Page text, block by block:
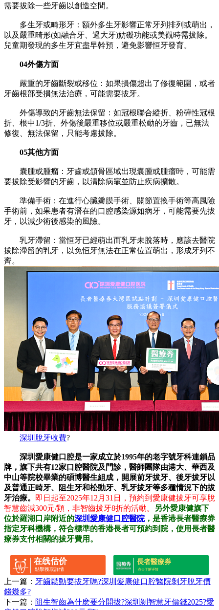
需要拔除一些牙齒以創造空間。
多生牙或畸形牙：額外多生牙影響正常牙列排列或萌出，
以及嚴重畸形(如融合牙、過大牙)妨礙功能或美觀時需拔除。
兒童期發現的多生牙宜盡早幹預，避免影響恒牙發育。
04外傷方面
嚴重的牙齒斷裂或移位：如果損傷超出了修復範圍，或者
牙齒根部受損無法治療，可能需要拔牙。
外傷導致的牙齒無法保留：如冠根聯合縱折、粉碎性冠根
折、根中1/3折、外傷後嚴重移位或嚴重松動的牙齒，已無法
修復、無法保留，只能考慮拔除。
05其他方面
囊腫或腫瘤：牙齒或頜骨區域出現囊腫或腫瘤時，可能需
要拔除受影響的牙齒，以清除病竈並防止疾病擴散。
準備手術：在進行心臟瓣膜手術、關節置換手術等高風險
手術前，如果患者有潛在的口腔感染源如病牙，可能需要先拔
牙，以減少術後感染的風險。
乳牙滯留：當恒牙已經萌出而乳牙未脫落時，應該去醫院
拔除滯留的乳牙，以免恒牙無法在正常位置萌出，形成牙列不
齊。
深圳脫牙收費?
深圳愛康健口腔是一家成立於1995年的老字號牙科連鎖品
牌，旗下共有12家口腔醫院及門診，醫師團隊由港大、華西及
中山等院校畢業的碩博醫生組成，開展前牙拔牙、後牙拔牙以
及普通正畸牙、阻生牙和松動牙、乳牙拔牙等多種情況下的拔
牙治療。
即日起至2025年12月31日，預約到愛康健拔牙可享脫
智慧齒減300元/顆，非智齒拔牙8折的活動。
另外愛康健旗下
位於羅湖口岸附近的深圳愛康健口腔醫院，是香港長者醫療券
指定牙科機構，符合標準的香港長者可預約到院，使用長者醫
療券支付相關的拔牙費用。
在线估价
點擊獲取詳情
長者醫療券
点击了解详情
上一篇： 牙齒鬆動要拔牙嗎?深圳愛康健口腔醫院剝牙脫牙價
錢幾多?
下一篇： 阻生智齒為什麽要分開拔?深圳剝智慧牙價錢2025?愛